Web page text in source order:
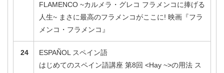
FLAMENCO ~カルメラ・グレコ フラメンコに捧げる
人生~ まさに最高のフラメンコがここに! 映画『フラ
メンコ・フラメンコ』
24
ESPAÑOL スペイン語
はじめてのスペイン語講座 第8回 <Hay ~>の用法 ス